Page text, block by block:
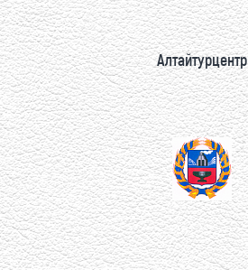
Алтайтурцентр